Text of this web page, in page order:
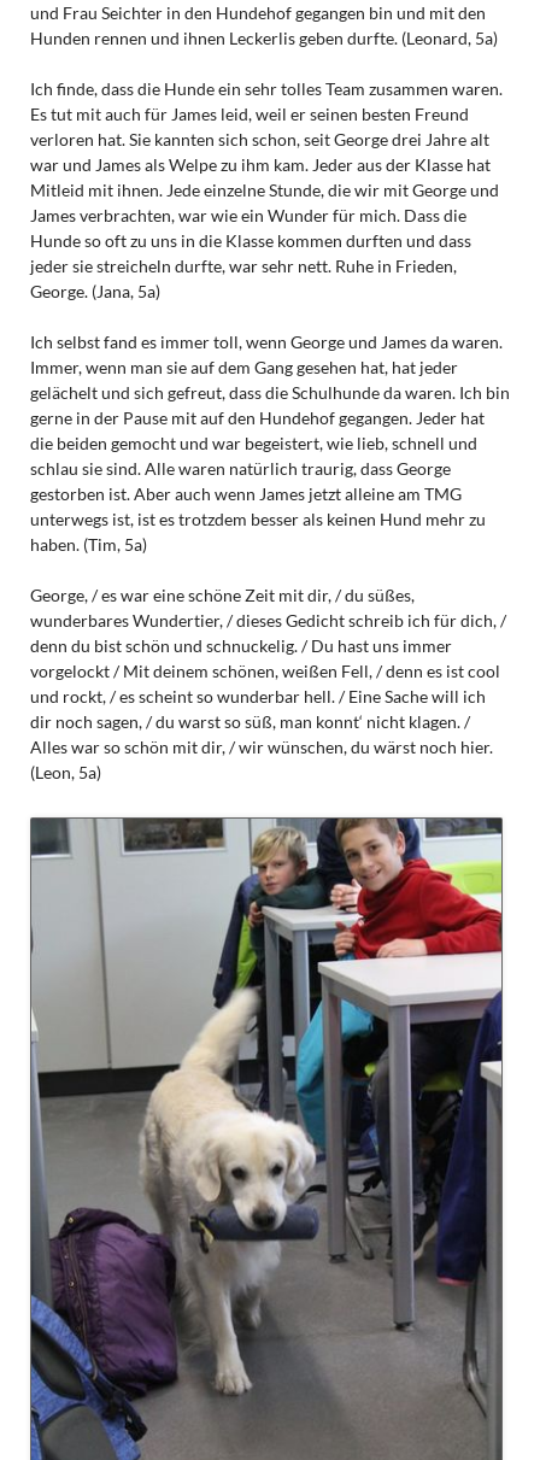
und Frau Seichter in den Hundehof gegangen bin und mit den
Hunden rennen und ihnen Leckerlis geben durfte. (Leonard, 5a)
Ich finde, dass die Hunde ein sehr tolles Team zusammen waren.
Es tut mit auch für James leid, weil er seinen besten Freund
verloren hat. Sie kannten sich schon, seit George drei Jahre alt
war und James als Welpe zu ihm kam. Jeder aus der Klasse hat
Mitleid mit ihnen. Jede einzelne Stunde, die wir mit George und
James verbrachten, war wie ein Wunder für mich. Dass die
Hunde so oft zu uns in die Klasse kommen durften und dass
jeder sie streicheln durfte, war sehr nett. Ruhe in Frieden,
George. (Jana, 5a)
Ich selbst fand es immer toll, wenn George und James da waren.
Immer, wenn man sie auf dem Gang gesehen hat, hat jeder
gelächelt und sich gefreut, dass die Schulhunde da waren. Ich bin
gerne in der Pause mit auf den Hundehof gegangen. Jeder hat
die beiden gemocht und war begeistert, wie lieb, schnell und
schlau sie sind. Alle waren natürlich traurig, dass George
gestorben ist. Aber auch wenn James jetzt alleine am TMG
unterwegs ist, ist es trotzdem besser als keinen Hund mehr zu
haben. (Tim, 5a)
George, / es war eine schöne Zeit mit dir, / du süßes,
wunderbares Wundertier, / dieses Gedicht schreib ich für dich, /
denn du bist schön und schnuckelig. / Du hast uns immer
vorgelockt / Mit deinem schönen, weißen Fell, / denn es ist cool
und rockt, / es scheint so wunderbar hell. / Eine Sache will ich
dir noch sagen, / du warst so süß, man konnt‘ nicht klagen. /
Alles war so schön mit dir, / wir wünschen, du wärst noch hier.
(Leon, 5a)